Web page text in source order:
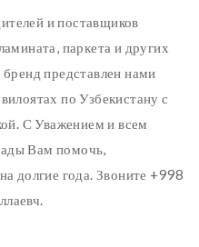
и поставщиков
паркета и других
представлен нами
по Узбекистану с
С Уважением и всем
Вам помочь,
долгие года. Звоните +998